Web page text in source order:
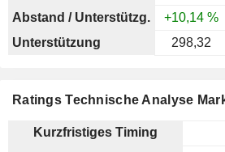
Abstand / Unterstützg.
+10,14 %
Unterstützung
298,32
Ratings Technische Analyse
Kurzfristiges Timing